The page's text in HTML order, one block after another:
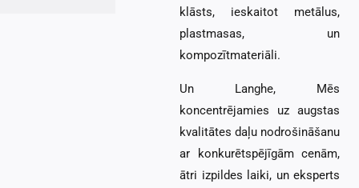
klāsts, ieskaitot metālus,
plastmasas, un
kompozītmateriāli.
Un Langhe, Mēs
koncentrējamies uz augstas
kvalitātes daļu nodrošināšanu
ar konkurētspējīgām cenām,
ātri izpildes laiki, un eksperts